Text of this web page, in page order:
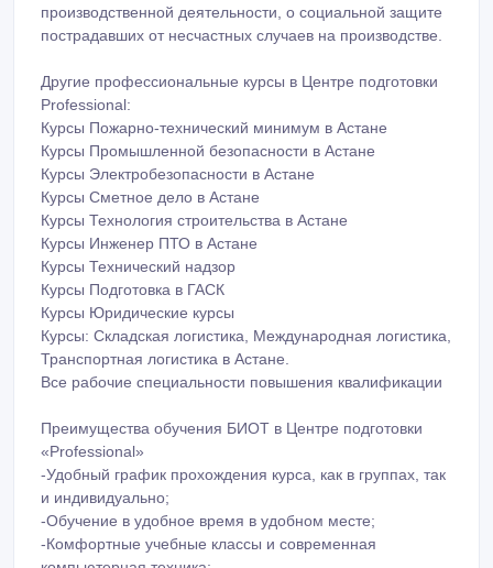
производственной деятельности, о социальной защите
пострадавших от несчастных случаев на производстве.
Другие профессиональные курсы в Центре подготовки
Professional:
Курсы Пожарно-технический минимум в Астане
Курсы Промышленной безопасности в Астане
Курсы Электробезопасности в Астане
Курсы Сметное дело в Астане
Курсы Технология строительства в Астане
Курсы Инженер ПТО в Астане
Курсы Технический надзор
Курсы Подготовка в ГАСК
Курсы Юридические курсы
Курсы: Складская логистика, Международная логистика,
Транспортная логистика в Астане.
Все рабочие специальности повышения квалификации
Преимущества обучения БИОТ в Центре подготовки
«Professional»
-Удобный график прохождения курса, как в группах, так
и индивидуально;
-Обучение в удобное время в удобном месте;
-Комфортные учебные классы и современная